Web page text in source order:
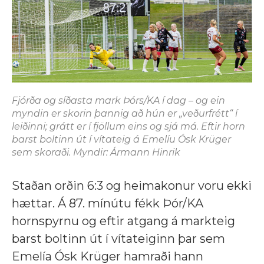
Fjórða og síðasta mark Þórs/KA í dag – og ein
myndin er skorin þannig að hún er „veðurfrétt“ í
leiðinni; grátt er í fjöllum eins og sjá má. Eftir horn
barst boltinn út í vítateig á Emelíu Ósk Krüger
sem skoraði. Myndir: Ármann Hinrik
Staðan orðin 6:3 og heimakonur voru ekki
hættar. Á 87. mínútu fékk Þór/KA
hornspyrnu og eftir atgang á markteig
barst boltinn út í vítateiginn þar sem
Emelía Ósk Krüger hamraði hann